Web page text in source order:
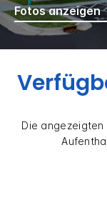
Fotos anzeigen
Die angezeigten